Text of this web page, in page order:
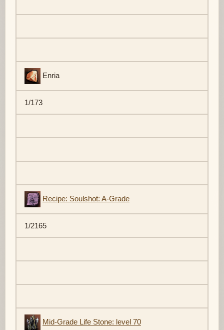
Enria
1/173
Recipe: Soulshot: A-Grade
1/2165
Mid-Grade Life Stone: level 70